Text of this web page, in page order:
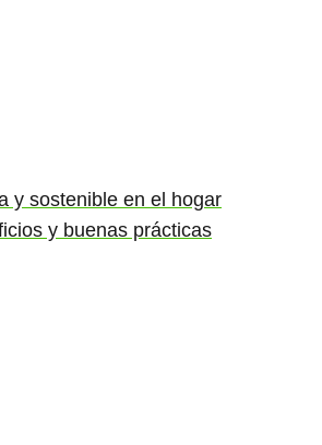
y sostenible en el hogar
y buenas prácticas